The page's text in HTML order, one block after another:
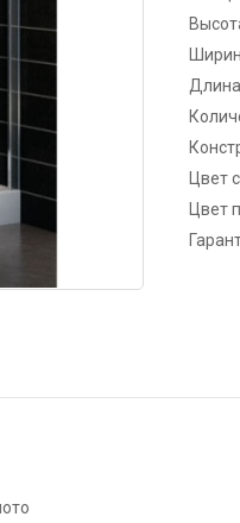
Цвет
Цвет